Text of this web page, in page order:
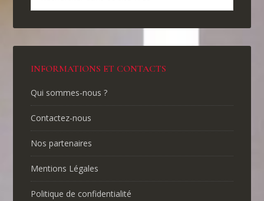
INFORMATIONS ET CONTACTS
Qui sommes-nous ?
Contactez-nous
Nos partenaires
Mentions Légales
Politique de confidentialité